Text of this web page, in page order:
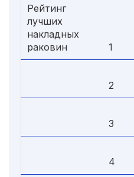
Рейтинг
лучших
накладных
раковин
1
2
3
4